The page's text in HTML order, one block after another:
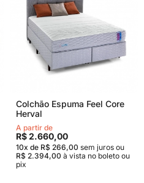
Colchão Espuma Feel Core
Herval
A partir de
R$ 2.660,00
10x de R$ 266,00 sem juros ou
R$ 2.394,00 à vista no boleto ou
pix